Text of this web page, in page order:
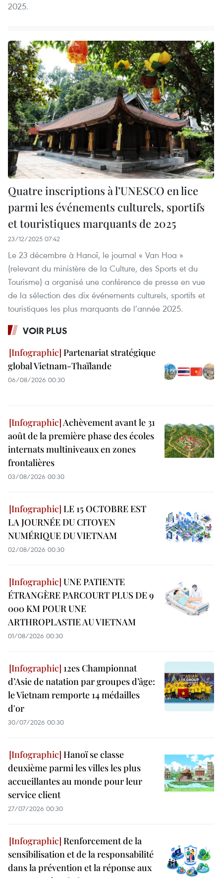
2025.
Quatre inscriptions à l’UNESCO en lice
parmi les événements culturels, sportifs
et touristiques marquants de 2025
23/12/2025 07:42
Le 23 décembre à Hanoï, le journal « Van Hoa »
(relevant du ministère de la Culture, des Sports et du
Tourisme) a organisé une conférence de presse en vue
de la sélection des dix événements culturels, sportifs et
touristiques les plus marquants de l’année 2025.
VOIR PLUS
Partenariat stratégique
global Vietnam-Thaïlande
06/08/2026 00:30
Achèvement avant le 31
août de la première phase des écoles
internats multiniveaux en zones
frontalières
03/08/2026 00:30
LE 15 OCTOBRE EST
LA JOURNÉE DU CITOYEN
NUMÉRIQUE DU VIETNAM
02/08/2026 00:30
UNE PATIENTE
ÉTRANGÈRE PARCOURT PLUS DE 9
000 KM POUR UNE
ARTHROPLASTIE AU VIETNAM
01/08/2026 00:30
12es Championnat
d’Asie de natation par groupes d’âge:
le Vietnam remporte 14 médailles
d'or
30/07/2026 00:30
Hanoï se classe
deuxième parmi les villes les plus
accueillantes au monde pour leur
service client
27/07/2026 00:30
Renforcement de la
sensibilisation et de la responsabilité
dans la prévention et la réponse aux